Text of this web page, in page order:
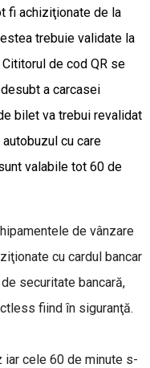
fi achiziţionate de la
trebuie validate la
de cod QR se
a carcasei
bilet va trebui revalidat
cu care
valabile tot 60 de
de vânzare
cu cardul bancar
securitate bancară,
fiind ȋn siguranţă.
iar cele 60 de minute s-